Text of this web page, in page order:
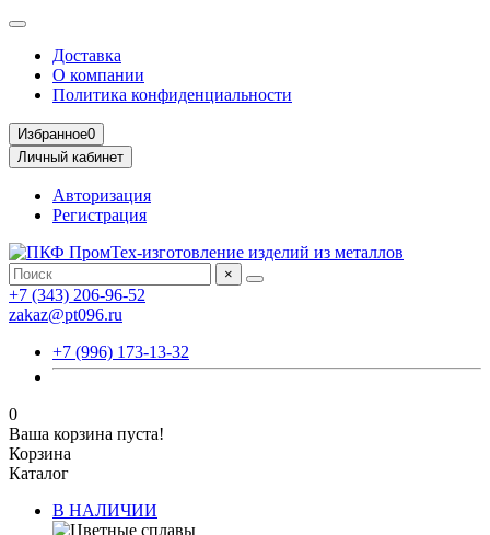
Доставка
О компании
Политика конфиденциальности
Избранное0
Личный кабинет
Авторизация
Регистрация
×
+7 (343) 206-96-52
zakaz@pt096.ru
+7 (996) 173-13-32
0
Ваша корзина пуста!
Корзина
Каталог
В НАЛИЧИИ